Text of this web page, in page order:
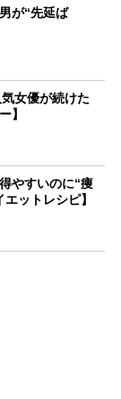
が“先延ば
女優が続けた
】
やすいのに“痩
ットレシピ】